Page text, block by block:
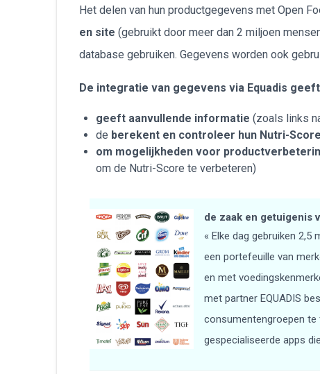
Het delen van hun productgegevens met Open
en site (gebruikt door meer dan 2 miljoen
database gebruiken. Gegevens worden ook
De integratie van gegevens via Equadis
geeft aanvullende informatie(zoals links
de berekent en controleer hun Nutri-
om mogelijkheden voor
om de Nutri-Score te verbeteren)
de zaak en getuigenis
« Elke dag gebruiken
een portefeuille van
en met
met partner EQUADIS
consumentengroepen te
gespecialiseerde apps